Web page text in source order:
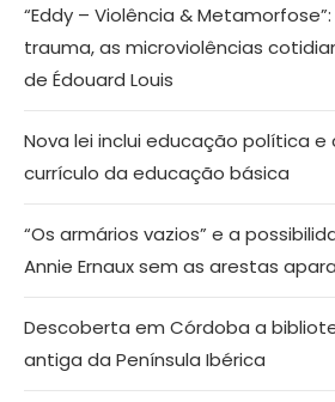
“Eddy – Violência &
trauma, as microviolências
de Édouard Louis
Nova lei inclui educação política e
currículo da educação básica
“Os armários vazios” e a
Annie Ernaux sem as arestas
Descoberta em Córdoba a
antiga da Península Ibérica